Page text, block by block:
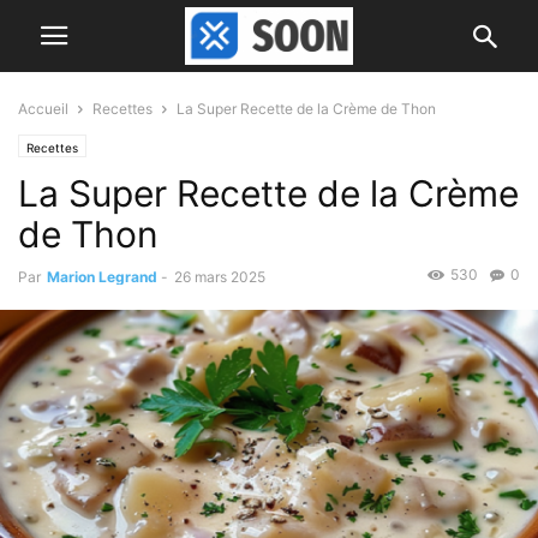
Accueil Recettes La Super Recette de la Crème de Thon
Recettes
La Super Recette de la Crème
de Thon
Par Marion Legrand - 26 mars 2025 0
530